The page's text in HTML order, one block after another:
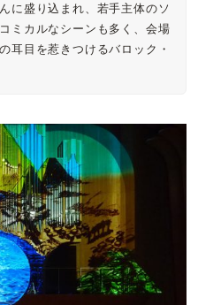
に盛り込まれ、若手主体のソ
ミカルなシーンも多く、会場
耳目を惹きつけるバロック・